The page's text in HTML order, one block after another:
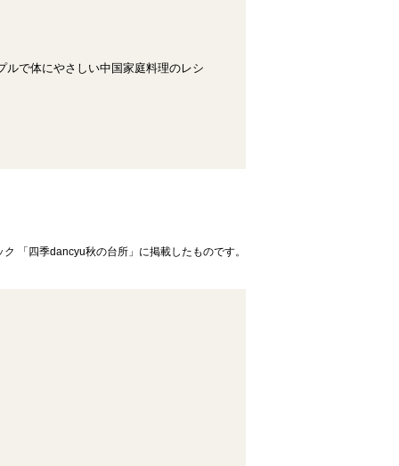
ルで体にやさしい中国家庭料理のレシ
「四季dancyu秋の台所」に掲載したものです。